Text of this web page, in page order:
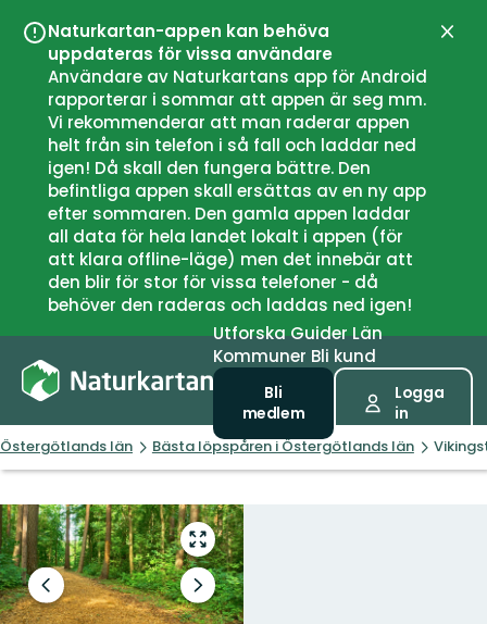
Naturkartan-appen kan behöva
uppdateras för vissa användare
Användare av Naturkartans app för Android
rapporterar i sommar att appen är seg mm.
Vi rekommenderar att man raderar appen
helt från sin telefon i så fall och laddar ned
igen! Då skall den fungera bättre. Den
befintliga appen skall ersättas av en ny app
efter sommaren. Den gamla appen laddar
all data för hela landet lokalt i appen (för
att klara offline-läge) men det innebär att
den blir för stor för vissa telefoner - då
behöver den raderas och laddas ned igen!
UtforskaGuiderLän
Kommuner Bli kund
Bli
medlem
Logga
in
Östergötlands län Bästa löpspåren i Östergötlands län
Gå
till
helskärmsläge
Föregående
bild
Nästa
bildspel